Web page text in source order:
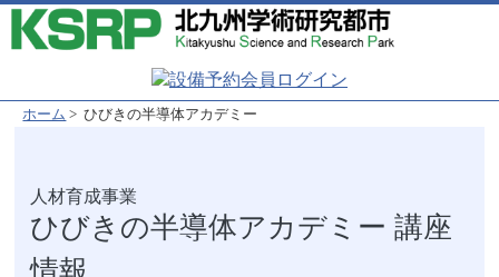
ホーム > ひびきの半導体アカデミー
ひびきの半導体アカデミー 講座